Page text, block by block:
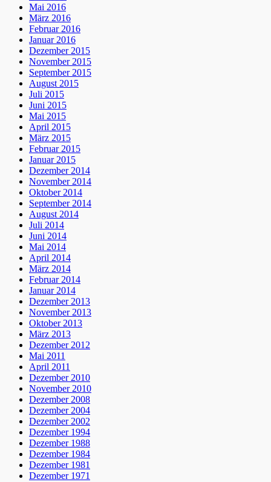
Mai 2016
März 2016
Februar 2016
Januar 2016
Dezember 2015
November 2015
September 2015
August 2015
Juli 2015
Juni 2015
Mai 2015
April 2015
März 2015
Februar 2015
Januar 2015
Dezember 2014
November 2014
Oktober 2014
September 2014
August 2014
Juli 2014
Juni 2014
Mai 2014
April 2014
März 2014
Februar 2014
Januar 2014
Dezember 2013
November 2013
Oktober 2013
März 2013
Dezember 2012
Mai 2011
April 2011
Dezember 2010
November 2010
Dezember 2008
Dezember 2004
Dezember 2002
Dezember 1994
Dezember 1988
Dezember 1984
Dezember 1981
Dezember 1971